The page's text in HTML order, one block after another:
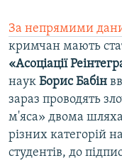
За непрямими
кримчан мають
«Асоціації
наук Борис Бабін
зараз проводять
м'яса» двома
різних категорій
студентів, до